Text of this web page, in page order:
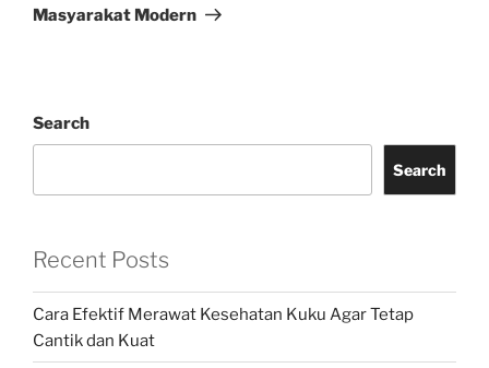
Masyarakat Modern
Search
Search
Recent Posts
Cara Efektif Merawat Kesehatan Kuku Agar Tetap
Cantik dan Kuat